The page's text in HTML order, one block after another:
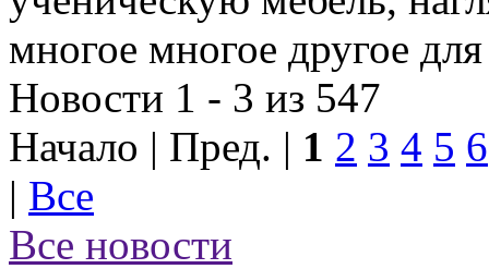
многое многое другое
Новости 1 - 3 из 547
Начало | Пред. | 1 2 3 4 5 6
| Все
Все новости